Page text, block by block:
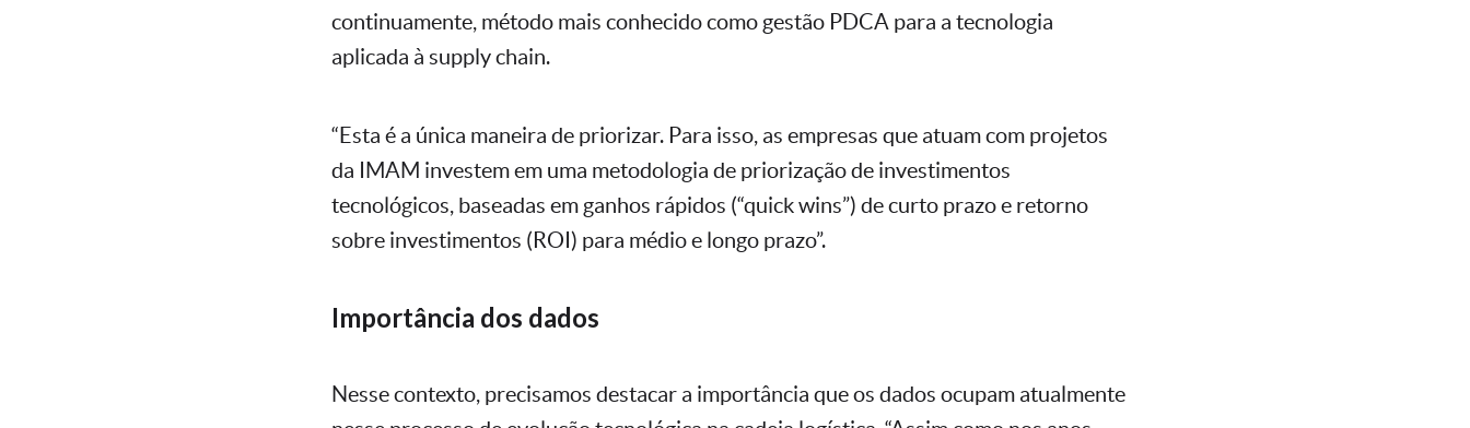
continuamente, método mais conhecido como gestão PDCA para a tecnologia
aplicada à supply chain.
“Esta é a única maneira de priorizar. Para isso, as empresas que atuam com projetos
da IMAM investem em uma metodologia de priorização de investimentos
tecnológicos, baseadas em ganhos rápidos (“quick wins”) de curto prazo e retorno
sobre investimentos (ROI) para médio e longo prazo”.
Importância dos dados
Nesse contexto, precisamos destacar a importância que os dados ocupam atualmente